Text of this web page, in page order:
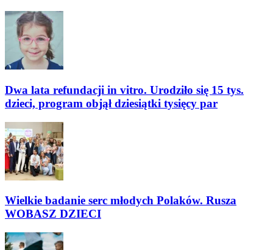
Dwa lata refundacji in vitro. Urodziło się 15 tys.
dzieci, program objął dziesiątki tysięcy par
Wielkie badanie serc młodych Polaków. Rusza
WOBASZ DZIECI